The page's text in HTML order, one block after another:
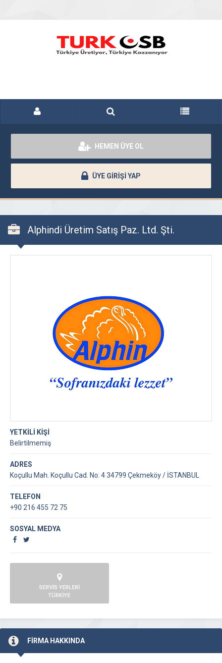
HEMEN ÜYE OL
ÜYE GİRİŞİ YAP
Alphindi Üretim Satış Paz. Ltd. Şti.
YETKİLİ KİŞİ
Belirtilmemiş
ADRES
Koçullu Mah. Koçullu Cad. No: 4 34799 Çekmeköy / İSTANBUL
TELEFON
+90 216 455 72 75
SOSYAL MEDYA
SERVİS YERLERİ
TÜRKİYE
FİRMA HAKKINDA